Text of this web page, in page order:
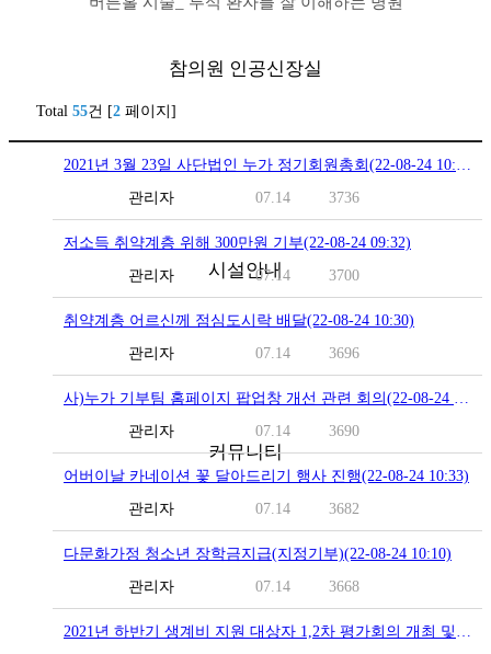
● 진료시간
참의원 인공신장실
● 혈액투석
시설안내
● 참의원 둘러보기
커뮤니티
● 참의원 이야기
● 의료 협력
● 온라인 상담
Total 55건 [2 페이지]
관리자
07.14 3736
저소득 취약계층 위해 300만원 기부(22-08-24 09:32)
관리자
07.14 3700
취약계층 어르신께 점심도시락 배달(22-08-24 10:30)
관리자
07.14 3696
관리자
07.14 3690
어버이날 카네이션 꽃 달아드리기 행사 진행(22-08-24 10:33)
관리자
07.14 3682
다문화가정 청소년 장학금지급(지정기부)(22-08-24 10:10)
관리자
07.14 3668